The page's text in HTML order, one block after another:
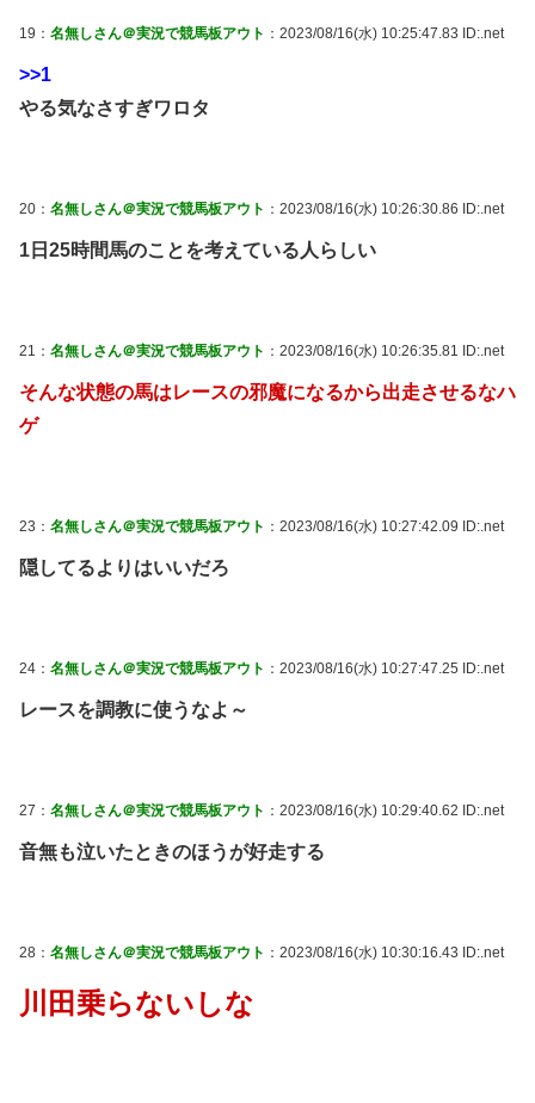
19： 名無しさん＠実況で競馬板アウト ：2023/08/16(水) 10:25:47.83 ID:.net
>>1
やる気なさすぎワロタ
20： 名無しさん＠実況で競馬板アウト ：2023/08/16(水) 10:26:30.86 ID:.net
1日25時間馬のことを考えている人らしい
21： 名無しさん＠実況で競馬板アウト ：2023/08/16(水) 10:26:35.81 ID:.net
そんな状態の馬はレースの邪魔になるから出走させるなハ
ゲ
23： 名無しさん＠実況で競馬板アウト ：2023/08/16(水) 10:27:42.09 ID:.net
隠してるよりはいいだろ
24： 名無しさん＠実況で競馬板アウト ：2023/08/16(水) 10:27:47.25 ID:.net
レースを調教に使うなよ～
27： 名無しさん＠実況で競馬板アウト ：2023/08/16(水) 10:29:40.62 ID:.net
音無も泣いたときのほうが好走する
28： 名無しさん＠実況で競馬板アウト ：2023/08/16(水) 10:30:16.43 ID:.net
川田乗らないしな